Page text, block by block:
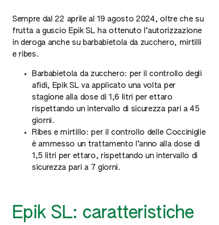
Sempre dal 22 aprile al 19 agosto 2024, oltre che su
frutta a guscio Epik SL ha ottenuto l’autorizzazione
in deroga anche su barbabietola da zucchero, mirtilli
e ribes.
Barbabietola da zucchero: per il controllo degli
afidi, Epik SL va applicato una volta per
stagione alla dose di 1,6 litri per ettaro
rispettando un intervallo di sicurezza pari a 45
giorni.
Ribes e mirtillo: per il controllo delle Cocciniglie
è ammesso un trattamento l’anno alla dose di
1,5 litri per ettaro, rispettando un intervallo di
sicurezza pari a 7 giorni.
Epik SL: caratteristiche